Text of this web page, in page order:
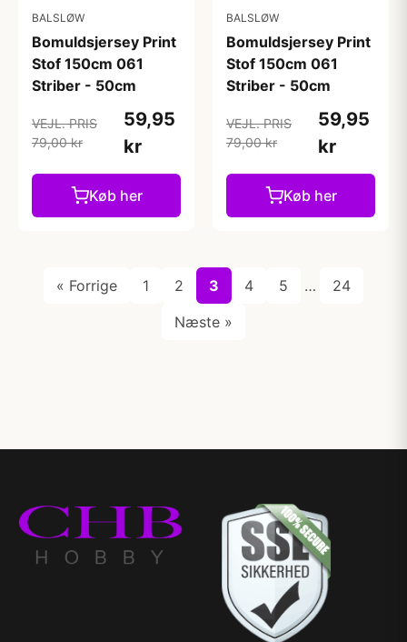
BALSLØW
Bomuldsjersey Print
Stof 150cm 061
Striber - 50cm
VEJL. PRIS
79,00 kr
59,95
kr
Køb her
BALSLØW
Bomuldsjersey Print
Stof 150cm 061
Striber - 50cm
VEJL. PRIS
79,00 kr
59,95
kr
Køb her
« Forrige 1 2 3 4 5 …
24
Næste »